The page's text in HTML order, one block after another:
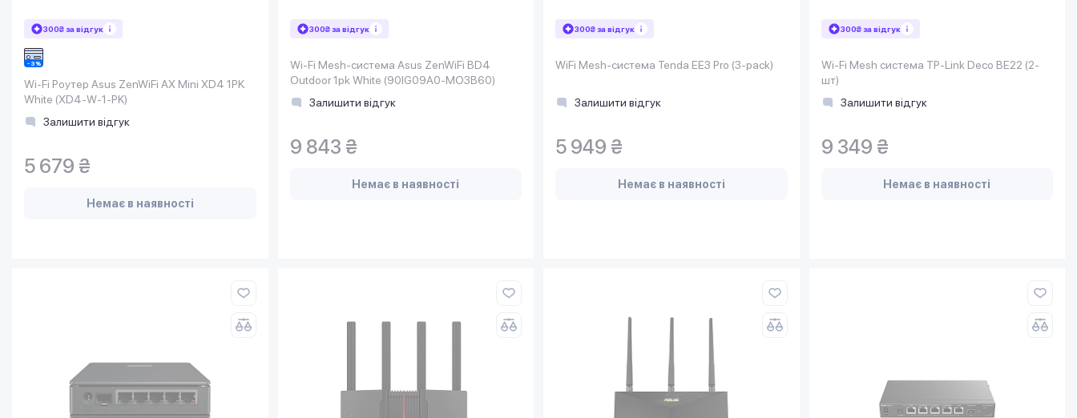
300₴ за відгук
Wi-Fi Роутер Asus ZenWiFi AX Mini XD4 1PK
White (XD4-W-1-PK)
Залишити відгук
5 679 ₴
Немає в наявності
300₴ за відгук
Wi-Fi Mesh-система Asus ZenWiFi BD4
Outdoor 1pk White (90IG09A0-MO3B60)
Залишити відгук
9 843 ₴
Немає в наявності
300₴ за відгук
WiFi Mesh-система Tenda EE3 Pro (3-pack)
Залишити відгук
5 949 ₴
Немає в наявності
300₴ за відгук
Wi-Fi Mesh система TP-Link Deco BE22 (2-
шт)
Залишити відгук
9 349 ₴
Немає в наявності